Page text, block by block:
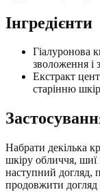
Інгредієнти
Гіалуронова
зволоження і
Екстракт
старінню
Набрати декілька
шкіру обличчя, шиї
наступний догляд,
продовжити догляд